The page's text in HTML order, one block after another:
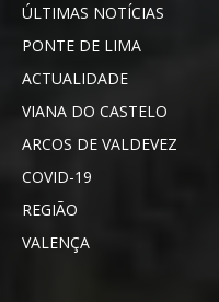
ÚLTIMAS NOTÍCIAS
PONTE DE LIMA
ACTUALIDADE
VIANA DO CASTELO
ARCOS DE VALDEVEZ
COVID-19
REGIÃO
VALENÇA